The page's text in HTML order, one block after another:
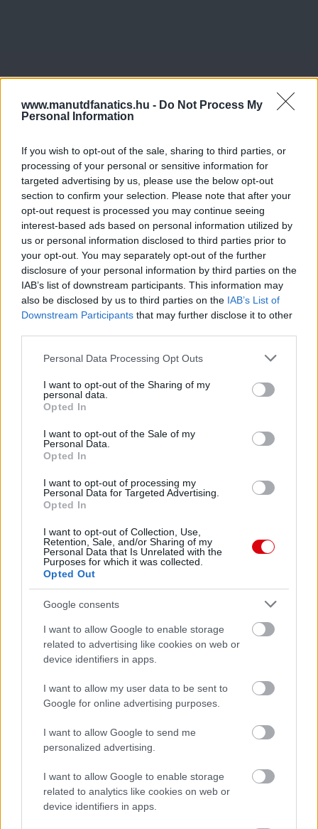
www.manutdfanatics.hu - Do Not Process My
Personal Information
If you wish to opt-out of the sale, sharing to third parties, or
processing of your personal or sensitive information for
targeted advertising by us, please use the below opt-out
section to confirm your selection. Please note that after your
opt-out request is processed you may continue seeing
interest-based ads based on personal information utilized by
us or personal information disclosed to third parties prior to
your opt-out. You may separately opt-out of the further
disclosure of your personal information by third parties on the
IAB’s list of downstream participants. This information may
also be disclosed by us to third parties on the IAB’s List of
Downstream Participants that may further disclose it to other
Please note that this website/app uses one or more Google
not limited to your visit or usage behaviour. You may click to
grant or deny consent to Google and its third-party tags to
use your data for below specified purposes in below Google
consent section.
Personal Data Processing Opt Outs
I want to opt-out of the Sharing of my
personal data.
Opted In
I want to opt-out of the Sale of my
Personal Data.
Opted In
I want to opt-out of processing my
Personal Data for Targeted Advertising.
Opted In
I want to opt-out of Collection, Use,
Retention, Sale, and/or Sharing of my
Personal Data that Is Unrelated with the
Purposes for which it was collected.
Opted Out
Google consents
I want to allow Google to enable storage
related to advertising like cookies on web or
device identifiers in apps.
I want to allow my user data to be sent to
Google for online advertising purposes.
I want to allow Google to send me
personalized advertising.
I want to allow Google to enable storage
related to analytics like cookies on web or
device identifiers in apps.